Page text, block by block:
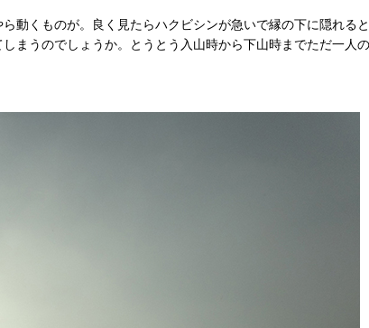
動くものが。良く見たらハクビシンが急いで縁の下に隠れる
まうのでしょうか。とうとう入山時から下山時までただ一人